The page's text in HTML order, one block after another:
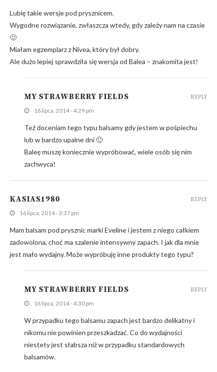
Lubię takie wersje pod prysznicem.
Wygodne rozwiązanie, zwłaszcza wtedy, gdy zależy nam na czasie
🙂
Miałam egzemplarz z Nivea, który był dobry.
Ale dużo lepiej sprawdziła się wersja od Balea – znakomita jest!
MY STRAWBERRY FIELDS
16 lipca, 2014 - 4:29 pm
Też doceniam tego typu balsamy gdy jestem w pośpiechu
lub w bardzo upalne dni 🙂
Baleę muszę koniecznie wypróbować, wiele osób się nim
zachwyca!
REPLY
KASIAS1980
16 lipca, 2014 - 3:37 pm
Mam balsam pod prysznic marki Eveline i jestem z niego całkiem
zadowolona, choć ma szalenie intensywny zapach. I jak dla mnie
jest mało wydajny. Może wypróbuję inne produkty tego typu?
REPLY
MY STRAWBERRY FIELDS
16 lipca, 2014 - 4:30 pm
W przypadku tego balsamu zapach jest bardzo delikatny i
nikomu nie powinien przeszkadzać. Co do wydajności
niestety jest słabsza niż w przypadku standardowych
balsamów.
REPLY